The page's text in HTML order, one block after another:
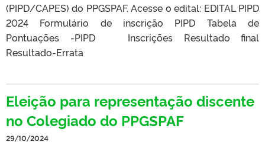
(PIPD/CAPES) do PPGSPAF. Acesse o edital: EDITAL PIPD
2024 Formulário de inscrição PIPD Tabela de
Pontuações -PIPD Inscrições Resultado final
Resultado-Errata
Eleição para representação discente
no Colegiado do PPGSPAF
29/10/2024